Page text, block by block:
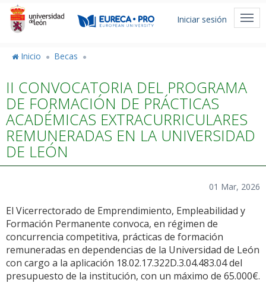
Pasar
contenido
de
usuario
Iniciar sesión
Inicio Becas
II CONVOCATORIA DEL PROGRAMA
DE FORMACIÓN DE PRÁCTICAS
ACADÉMICAS EXTRACURRICULARES
REMUNERADAS EN LA UNIVERSIDAD
DE LEÓN
01 Mar, 2026
El Vicerrectorado de Emprendimiento, Empleabilidad y
Formación Permanente convoca, en régimen de
concurrencia competitiva, prácticas de formación
remuneradas en dependencias de la Universidad de León
con cargo a la aplicación 18.02.17.322D.3.04.483.04 del
presupuesto de la institución, con un máximo de 65.000€.